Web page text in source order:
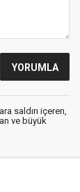
saldırı içeren,
ve büyük